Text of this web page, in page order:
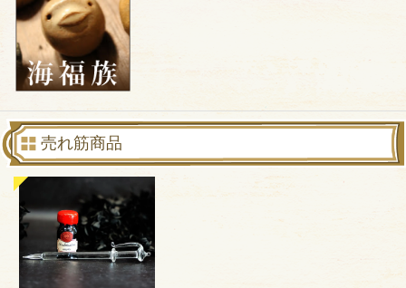
売れ筋商品